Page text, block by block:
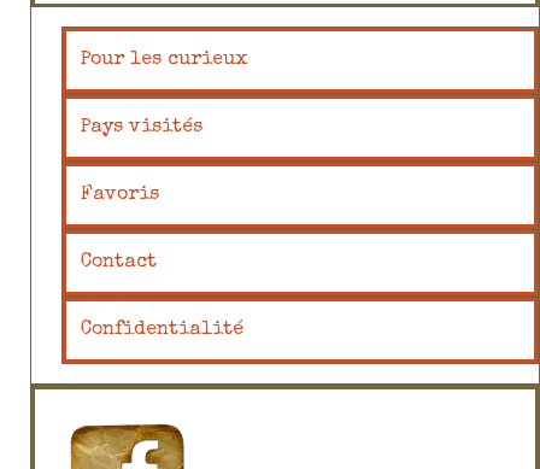
Pour les curieux
Pays visités
Favoris
Contact
Confidentialité